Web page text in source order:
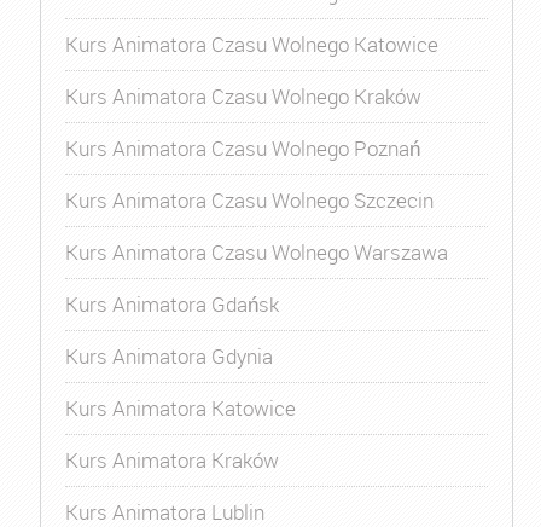
Kurs Animatora Czasu Wolnego Katowice
Kurs Animatora Czasu Wolnego Kraków
Kurs Animatora Czasu Wolnego Poznań
Kurs Animatora Czasu Wolnego Szczecin
Kurs Animatora Czasu Wolnego Warszawa
Kurs Animatora Gdańsk
Kurs Animatora Gdynia
Kurs Animatora Katowice
Kurs Animatora Kraków
Kurs Animatora Lublin